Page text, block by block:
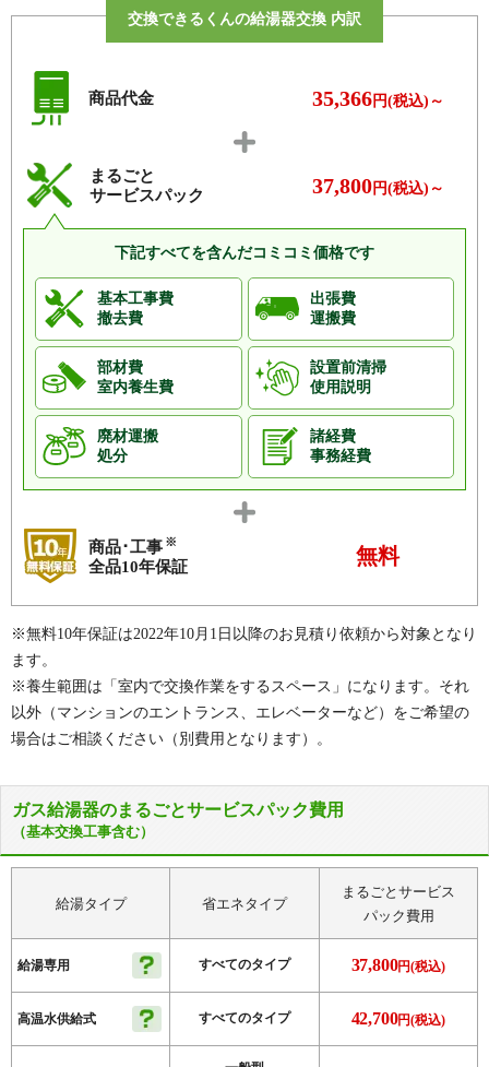
ファーストタワー
プラウドタワー武蔵浦和レジデン
ベルクール南浦和 マイキャッスル武蔵浦和
武蔵浦和第5ローヤルコーポ 武蔵浦和第7ローヤルコーポ
武蔵浦和パークホームズサザンコ
メイツ南浦和 モアクレスト南浦和
モアステージ南浦和 ライオンズアベニュー別所沼公園
ライオンズヴィアーレ南浦和 ライオンズガーデン武蔵浦和
ライオンズステージ南浦和 ライオンズステージ武蔵浦和
ライオンズステーションプラザ中
浦和別所沼公園
ライオンズマンション南浦和
ライブタワー武蔵浦和
リアージュ南浦和ヒルズ
レーベンハイム武蔵浦和
レリアコート浦和 ローヤルシティ武蔵浦和
ローレルコート南浦和 ワコーレ武蔵浦和
※その他、多数の実績がございます。
交換できるくんの給湯器交換 内訳
商品代金 35,366円(税込)～
まるごと
サービスパック
37,800円(税込)～
下記すべてを含んだコミコミ価格です
基本工事費
撤去費
出張費
運搬費
部材費
室内養生費
設置前清掃
使用説明
廃材運搬
処分
諸経費
事務経費
商品･工事 ※
全品10年保証 無料
※無料10年保証は2022年10月1日以降のお見積り依頼から対象となり
ます。
※養生範囲は「室内で交換作業をするスペース」になります。それ
以外（マンションのエントランス、エレベーターなど）をご希望の
場合はご相談ください（別費用となります）。
ガス給湯器のまるごとサービスパック費用
（基本交換工事含む）
給湯タイプ 省エネタイプ
まるごとサービス
パック費用
給湯専用 すべてのタイプ 37,800円(税込)
高温水供給式 すべてのタイプ 42,700円(税込)